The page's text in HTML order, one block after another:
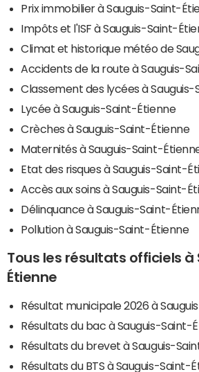
Prix immobilier à Sauguis-Saint-
Impôts et l'ISF à Sauguis-Saint-
Climat et historique météo de
Accidents de la route à Sauguis-
Classement des lycées à Sauguis-
Lycée à Sauguis-Saint-Étienne
Crèches à Sauguis-Saint-Étienne
Maternités à Sauguis-Saint-
Etat des risques à Sauguis-Saint-
Accès aux soins à Sauguis-Saint-
Délinquance à Sauguis-Saint-
Pollution à Sauguis-Saint-Étienne
Tous les résultats officiels
Étienne
Résultat municipale 2026 à
Résultats du bac à Sauguis-Saint-
Résultats du brevet à Sauguis-
Résultats du BTS à Sauguis-Saint-